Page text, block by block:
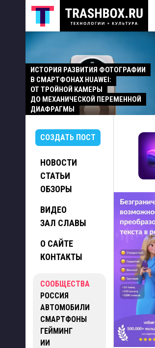
ИСТОРИЯ РАЗВИТИЯ ФОТОГРАФИИ
В СМАРТФОНАХ HUAWEI:
ОТ ТРОЙНОЙ КАМЕРЫ
ДО МЕХАНИЧЕСКОЙ ПЕРЕМЕННОЙ
ДИАФРАГМЫ
СОЗДАТЬ ПОСТ
НОВОСТИ
СТАТЬИ
ОБЗОРЫ
ВИДЕО
ЗАЛ СЛАВЫ
О САЙТЕ
КОНТАКТЫ
СООБЩЕСТВА
РОССИЯ
АВТОМОБИЛИ
СМАРТФОНЫ
ГЕЙМИНГ
ИИ